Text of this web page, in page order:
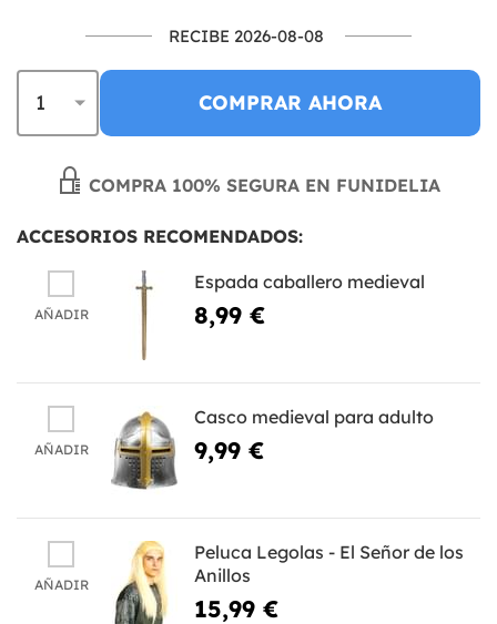
RECIBE 2026-08-08
COMPRAR AHORA
COMPRA 100% SEGURA EN FUNIDELIA
ACCESORIOS RECOMENDADOS:
AÑADIR
Espada caballero medieval
8,99 €
AÑADIR
Casco medieval para adulto
9,99 €
AÑADIR
Peluca Legolas - El Señor de los
Anillos
15,99 €